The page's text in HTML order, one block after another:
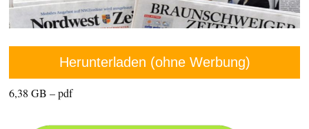
Herunterladen (ohne Werbung)
6,38 GB – pdf